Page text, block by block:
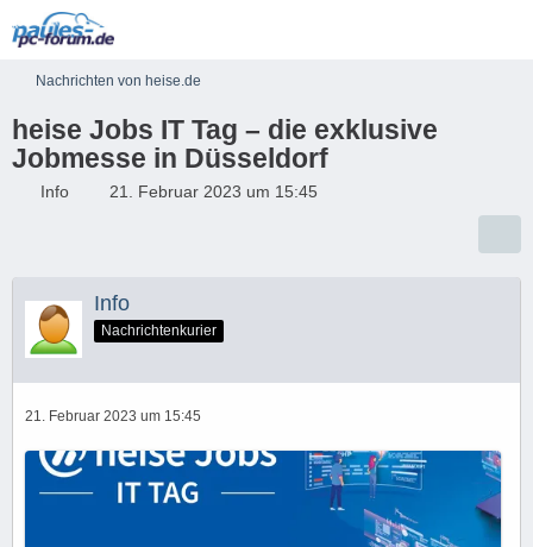
Nachrichten von heise.de
heise Jobs IT Tag – die exklusive
Jobmesse in Düsseldorf
Info 21. Februar 2023 um 15:45
Info
Nachrichtenkurier
21. Februar 2023 um 15:45